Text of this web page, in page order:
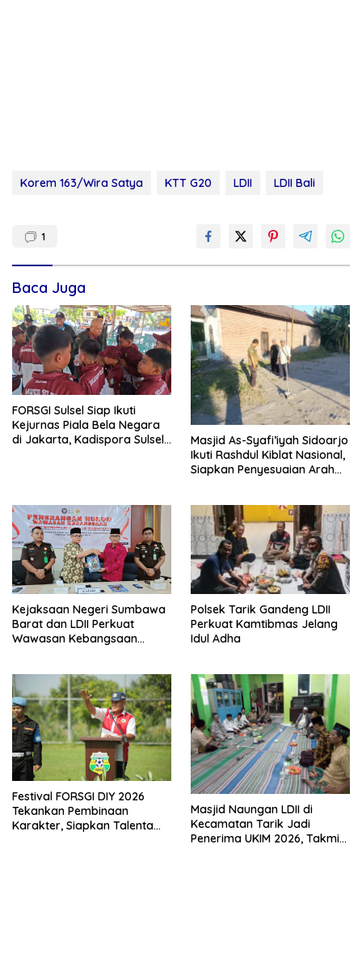
Korem 163/Wira Satya KTT G20 LDII LDII Bali
1
Baca Juga
FORSGI Sulsel Siap Ikuti
Kejurnas Piala Bela Negara
di Jakarta, Kadispora Sulsel
Masjid As-Syafi’iyah Sidoarjo
Ikuti Rashdul Kiblat Nasional,
Siapkan Penyesuaian Arah
Kejaksaan Negeri Sumbawa
Barat dan LDII Perkuat
Wawasan Kebangsaan
Polsek Tarik Gandeng LDII
Perkuat Kamtibmas Jelang
Idul Adha
Festival FORSGI DIY 2026
Tekankan Pembinaan
Karakter, Siapkan Talenta
Masjid Naungan LDII di
Kecamatan Tarik Jadi
Penerima UKIM 2026, Takmir